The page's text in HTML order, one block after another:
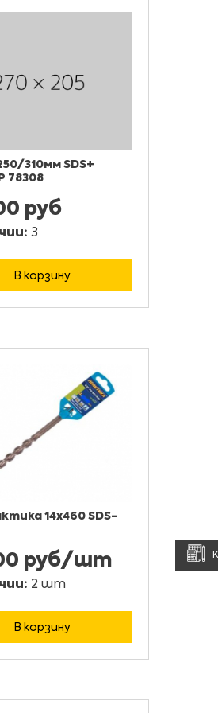
310мм SDS+
78308
руб
3
В корзину
14х460 SDS-
руб/шт
2 шт
В корзину